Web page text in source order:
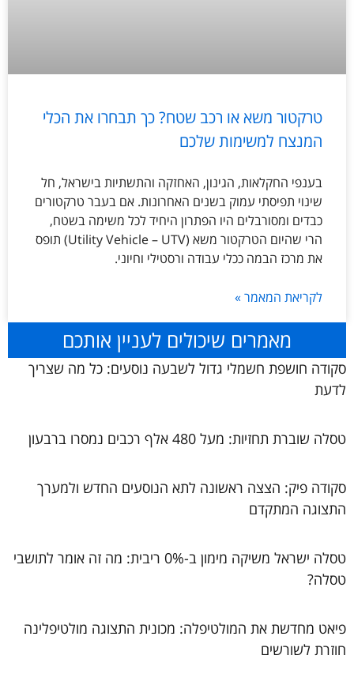
טרקטור משא או רכב שטח? כך תבחרו את הכלי
המנצח למשימות שלכם
בענפי החקלאות, הגינון, האחזקה והתשתיות בישראל, חל
שינוי תפיסתי עמוק בשנים האחרונות. אם בעבר טרקטורים
כבדים ומסורבלים היו הפתרון היחיד לכל משימה בשטח,
הרי שהיום הטרקטור משא (Utility Vehicle – UTV) תופס
את מרכז הבמה ככלי עבודה ורסטילי וחיוני.
לקריאת המאמר »
מאמרים שיכולים לעניין אותכם
סקודה חושפת חשמלי גדול לשבעה נוסעים: כל מה שצריך
לדעת
טסלה שוברת תחזיות: מעל 480 אלף רכבים נמסרו ברבעון
סקודה פיק: הצצה ראשונה לתא הנוסעים החדש ולמערך
התצוגה המתקדם
טסלה ישראל משיקה מימון ב-0% ריבית: מה זה אומר לתושבי
טסלה?
פיאט מחדשת את המולטיפלה: מכונית התצוגה מולטיפלינה
חוזרת לשורשים